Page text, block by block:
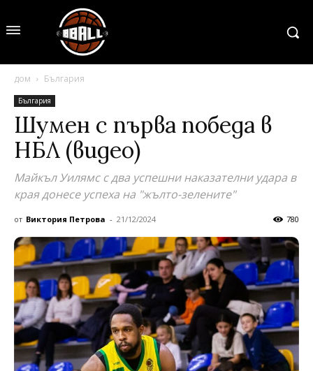
дом България
България
Шумен с първа победа в
НБЛ (видео)
Майкъл Уилямс с два успешни наказателни удара в
края донесе успеха на "жълто-зелените"
от Виктория Петрова - 21/12/2024 780